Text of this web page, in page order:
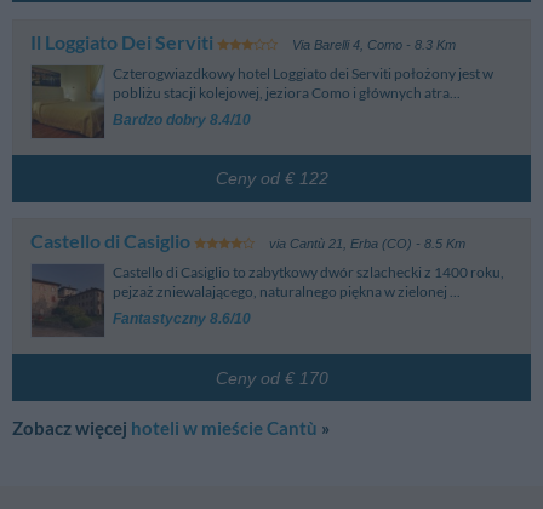
Il Loggiato Dei Serviti Via Barelli 4, Como- 8.3 Km
Czterogwiazdkowy hotel Loggiato dei Serviti położony jest w
pobliżu stacji kolejowej, jeziora Como i głównych atra...
Bardzo dobry 8.4/10
Ceny od € 122
Castello di Casiglio via Cantù 21, Erba (CO) - 8.5 Km
Castello di Casiglio to zabytkowy dwór szlachecki z 1400 roku,
pejzaż zniewalającego, naturalnego piękna w zielonej ...
Fantastyczny 8.6/10
Ceny od € 170
Zobacz więcej hoteli w mieście Cantù »